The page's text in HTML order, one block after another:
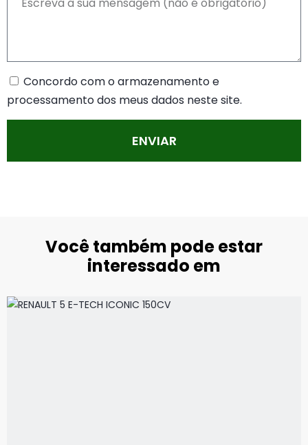
Concordo com o armazenamento e
processamento dos meus dados neste site.
ENVIAR
Você também pode estar
interessado em